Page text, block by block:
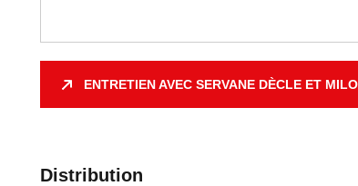
ENTRETIEN AVEC SERVANE DÈCLE ET
Distribution